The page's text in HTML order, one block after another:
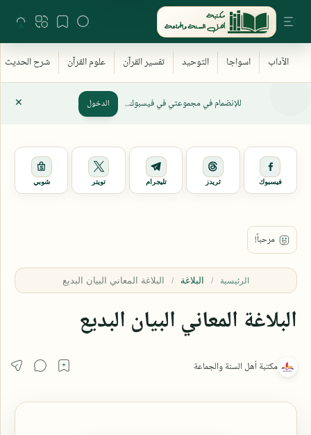
للإنضمام في مجموعتي في فيسبوك.. الدخول
فيسبوك ثريدز تليجرام تويتر شوبي
الرئيسية البلاغة
البلاغة المعاني البيان البديع